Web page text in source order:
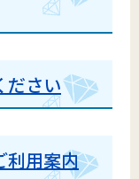
ださい
利用案内